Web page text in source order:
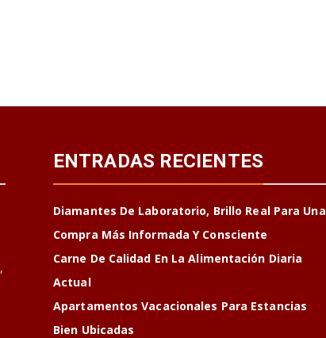
,
ENTRADAS RECIENTES
Diamantes De Laboratorio, Brillo Real Para Una
Compra Más Informada Y Consciente
Carne De Calidad En La Alimentación Diaria
Actual
Apartamentos Vacacionales Para Estancias
Bien Ubicadas